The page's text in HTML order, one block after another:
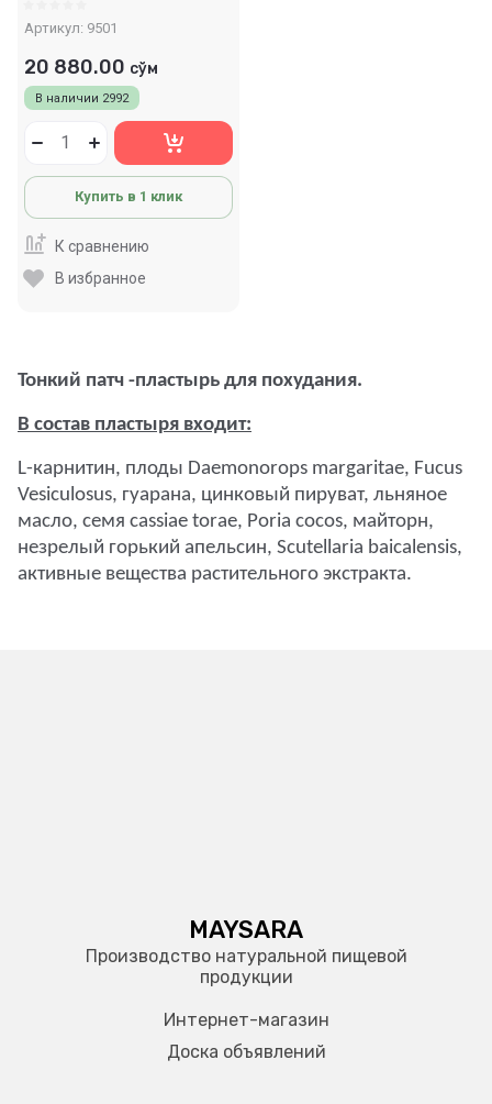
Артикул: 9501
В наличии 2992
20 880.00 сўм
Купить в 1 клик
К сравнению
В избранное
Тонкий патч -пластырь для похудания.
В состав пластыря входит:
L-карнитин, плоды Daemonorops margaritae, Fucus
Vesiculosus, гуарана, цинковый пируват, льняное
масло, семя cassiae torae, Poria cocos, майторн,
незрелый горький апельсин, Scutellaria baicalensis,
активные вещества растительного экстракта.
MAYSARA
Производство натуральной пищевой
продукции
Интернет-магазин
Доска объявлений